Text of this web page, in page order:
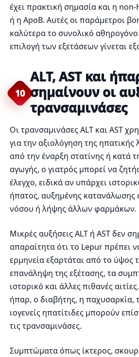
έχει πρακτική σημασία και η
ή η ApoB. Αυτές οι παράμετροι
καλύτερα το συνολικό
επιλογή των εξετάσεων γίνεται
10
ALT, AST και
σημαίνουν οι
τρανσαμινάσες
Οι τρανσαμινάσες ALT και AST
για την αξιολόγηση της ηπατικής
από την έναρξη στατίνης ή κατά
αγωγής, ο γιατρός μπορεί να
έλεγχο, ειδικά αν υπάρχει
ήπατος, αυξημένης κατανάλωσης
νόσου ή λήψης άλλων φαρμάκων.
Μικρές αυξήσεις ALT ή AST δεν
απαραίτητα ότι το Lepur πρέπει
ερμηνεία εξαρτάται από το ύψος
επανάληψη της εξέτασης, τα
ιστορικό και άλλες πιθανές
ήπαρ, ο διαβήτης, η παχυσαρκία,
ιογενείς ηπατίτιδες μπορούν
τις τρανσαμινάσες.
Συμπτώματα όπως ίκτερος,